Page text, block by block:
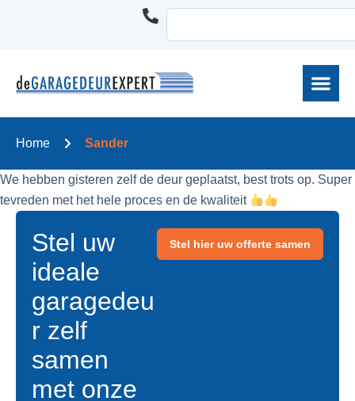
Home Sander
We hebben gisteren zelf de deur geplaatst, best trots op. Super
tevreden met het hele proces en de kwaliteit
Stel uw
ideale
garagedeu
r zelf
samen
met onze
Stel hier uw offerte samen